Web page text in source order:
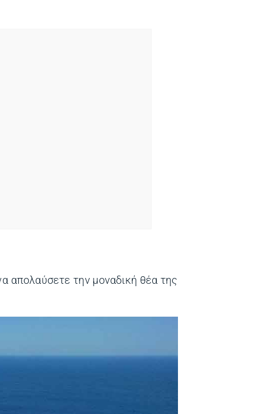
απολαύσετε την μοναδική θέα της